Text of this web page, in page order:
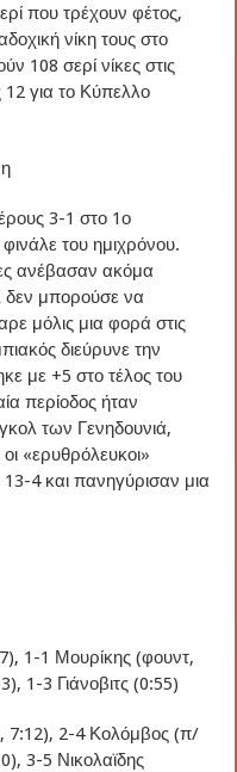
που τρέχουν φέτος,
νίκη τους στο
108 σερί νίκες στις
12 για το Κύπελλο
3-1 στο 1ο
του ημιχρόνου.
ανέβασαν ακόμα
δεν μπορούσε να
μόλις μια φορά στις
διεύρυνε την
με +5 στο τέλος του
περίοδος ήταν
των Γενηδουνιά,
«ερυθρόλευκοι»
4 και πανηγύρισαν μια
1-1 Μουρίκης (φουντ,
1-3 Γιάνοβιτς (0:55)
7:12), 2-4 Κολόμβος (π/
3-5 Νικολαϊδης